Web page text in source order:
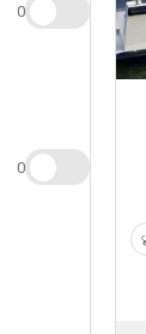
0
0